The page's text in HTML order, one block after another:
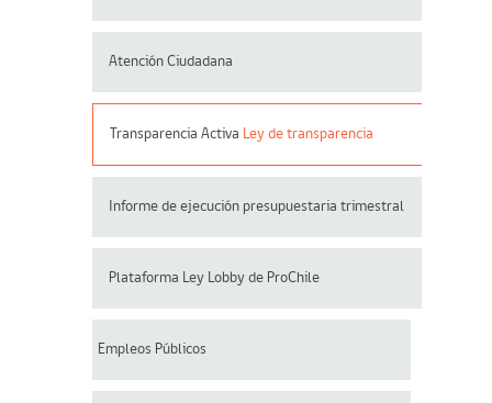
Atención Ciudadana
Transparencia Activa Ley de transparencia
Informe de ejecución presupuestaria trimestral
Plataforma Ley Lobby de ProChile
Empleos Públicos